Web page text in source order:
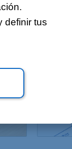
definir tus